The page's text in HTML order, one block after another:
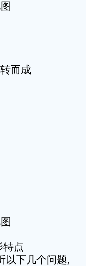
而成
特点
以下几个问题,